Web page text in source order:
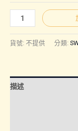
Swift(18-
23
年
車
貨號: 不提供 分類:
描述